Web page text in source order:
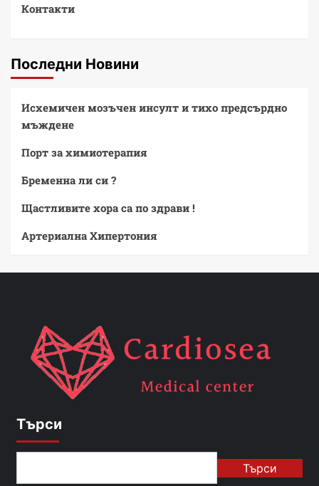
Контакти
Последни Новини
Исхемичен мозъчен инсулт и тихо предсърдно
мъждене
Порт за химиотерапия
Бременна ли си ?
Щастливите хора са по здрави !
Артериална Хипертония
Търси
Търси